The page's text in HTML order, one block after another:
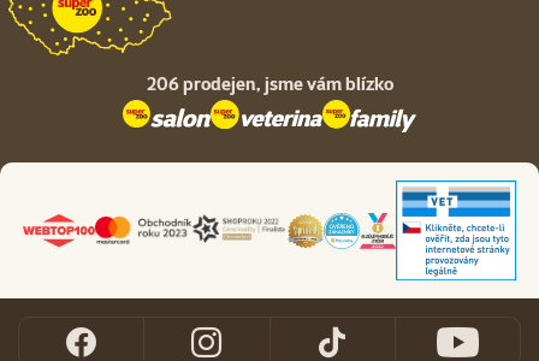
206 prodejen, jsme vám blízko